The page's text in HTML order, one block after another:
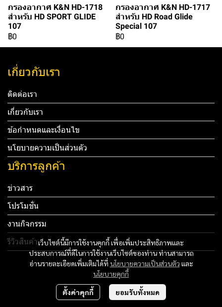
กรองอากาศ K&N HD-1718
สำหรับ HD SPORT GLIDE
107
฿0
กรองอากาศ K&N HD-1717
สำหรับ HD Road Glide
Special 107
฿0
เว็บไซต์นี้มีการใช้งานคุกกี้ เพื่อเพิ่มประสิทธิภาพและ
ประสบการณ์ที่ดีในการใช้งานเว็บไซต์ของท่าน ท่านสามารถ
อ่านรายละเอียดเพิ่มเติมได้ที่ นโยบายความเป็นส่วนตัว และ
นโยบายคุกกี้
ตั้งค่าคุกกี้ ยอมรับทั้งหมด
เกี่ยวกับเรา
ติดต่อเรา
เกี่ยวกับเรา
ข้อกำหนดและเงื่อนไข
นโยบายความเป็นส่วนตัว
บริการลูกค้า
ข่าวสาร
โปรโมชั่น
งานกิจกรรม
รีวิวสินค้า
Tel: 012 345 67890 Email: mail@yourdomain.com